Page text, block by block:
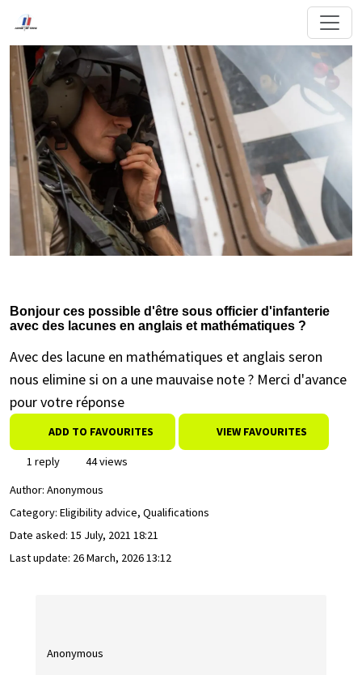
Bonjour ces possible d'être sous officier d'infanterie
avec des lacunes en anglais et mathématiques ?
Avec des lacune en mathématiques et anglais seron
nous elimine si on a une mauvaise note ? Merci d'avance
pour votre réponse
ADD TO FAVOURITES VIEW FAVOURITES
1 reply
44 views
Author: Anonymous
Category: Eligibility advice, Qualifications
Date asked: 15 July, 2021 18:21
Last update: 26 March, 2026 13:12
Anonymous